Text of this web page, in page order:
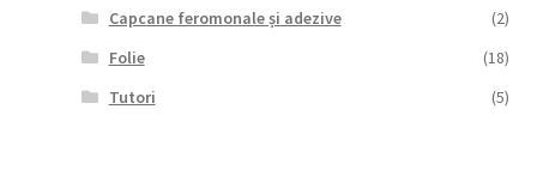
Capcane feromonale și adezive
(2)
Folie
(18)
Tutori
(5)